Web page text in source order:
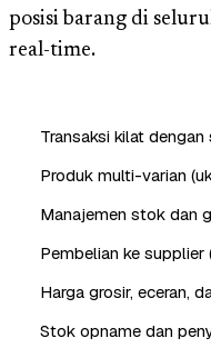
posisi barang di
real-time.
Transaksi kilat
Produk multi-varian
Manajemen stok dan
Pembelian ke supplier
Harga grosir, eceran,
Stok opname dan